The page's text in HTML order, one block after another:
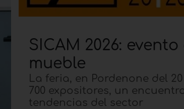
SICAM 2026:
mueble
La feria, en Pordenone del
700 expositores, un
tendencias del sector